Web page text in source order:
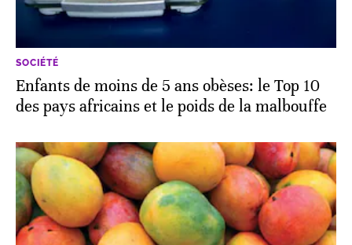
SOCIÉTÉ
Enfants de moins de 5 ans obèses: le Top 10
des pays africains et le poids de la malbouffe